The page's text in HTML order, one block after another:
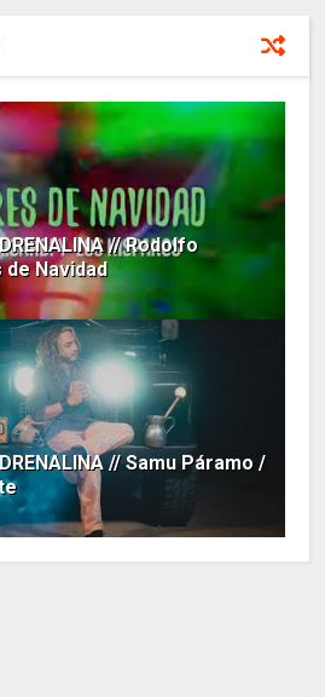
// Rodolfo
Navidad
// Samu Páramo /